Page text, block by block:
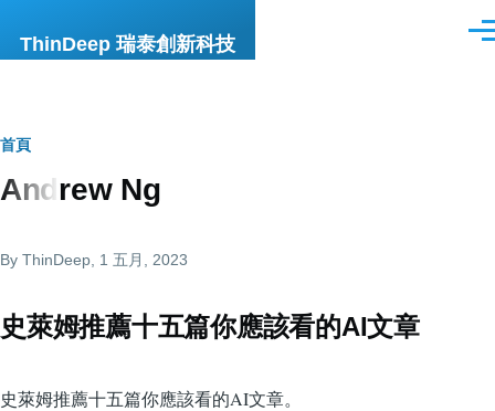
ThinDeep 瑞泰創新科技
選
導
航
結
首頁
Andrew Ng
By ThinDeep , 1 五月, 2023
史萊姆推薦十五篇你應該看的AI文章
史萊姆推薦十五篇你應該看的AI文章。